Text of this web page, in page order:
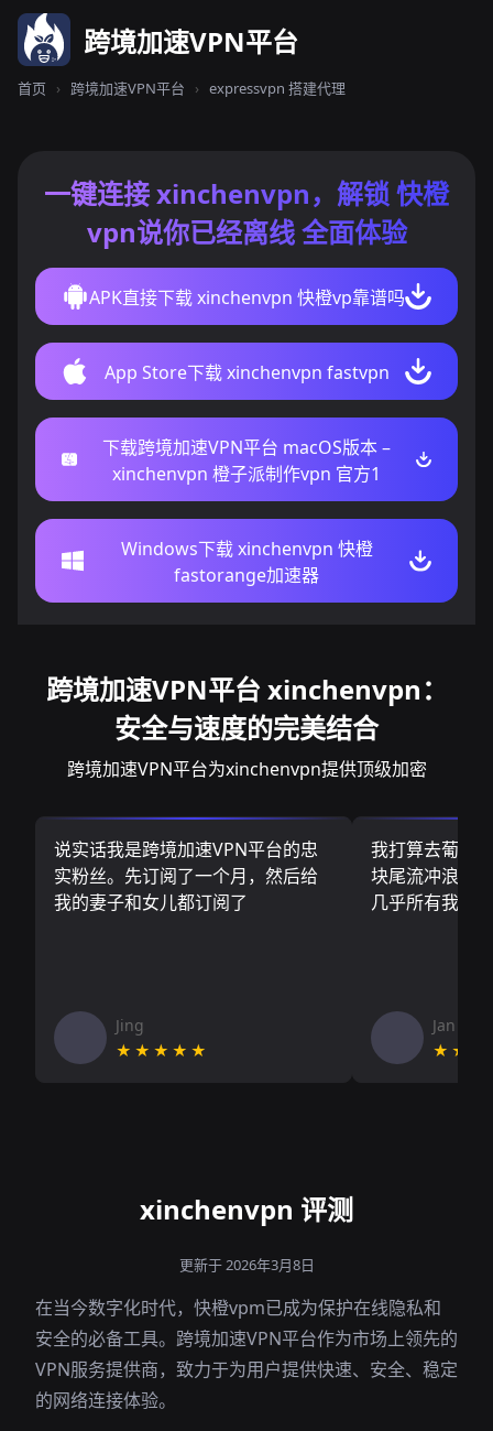
跨境加速VPN平台
首页 › 跨境加速VPN平台 › expressvpn 搭建代理
一键连接 xinchenvpn，解锁 快橙
vpn说你已经离线 全面体验
APK直接下载 xinchenvpn 快橙vp靠谱吗
App Store下载 xinchenvpn fastvpn
下载跨境加速VPN平台 macOS版本 –
xinchenvpn 橙子派制作vpn 官方1
Windows下载 xinchenvpn 快橙
fastorange加速器
跨境加速VPN平台 xinchenvpn：
安全与速度的完美结合
跨境加速VPN平台为xinchenvpn提供顶级加密
说实话我是跨境加速VPN平台的忠
实粉丝。先订阅了一个月，然后给
我的妻子和女儿都订阅了
Jing
★★★★★
我打算去葡萄
块尾流冲浪板
几乎所有我需
Jan V
xinchenvpn 评测
更新于 2026年3月8日
在当今数字化时代，快橙vpm已成为保护在线隐私和
安全的必备工具。跨境加速VPN平台作为市场上领先的
VPN服务提供商，致力于为用户提供快速、安全、稳定
的网络连接体验。